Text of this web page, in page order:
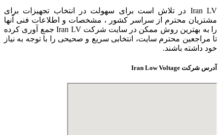
Iran LV در تلاش است برای سهولت در انتخاب تجهیزات برای
مشتریان محترم از سراسر کشور ، مشخصات و اطلاعات فنی آنها
را به بهترین روش ممکن در سایت شرکت Iran LV جمع آوری کرده
تا مراجعین محترم سایت، انتخابی سریع و صحیحی را با توجه به نیاز
خود داشته باشند.
آدرس شرکت Iran Low Voltage